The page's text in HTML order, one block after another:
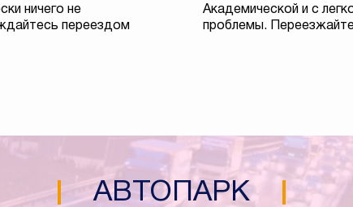
ничего не
переездом
Академической и с
проблемы.
АВТОПАРК